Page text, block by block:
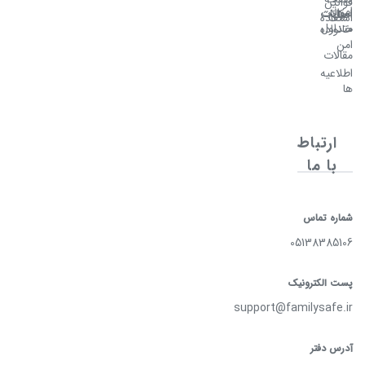
اصلی
امکانات
خانواده
امن
مقالات
اطلاعیه
ها
امن
استفاده
سوالات
متداول
ارتباط
با ما
شماره تماس
05138385106
پست الکترونیک
support@familysafe.ir
آدرس دفتر